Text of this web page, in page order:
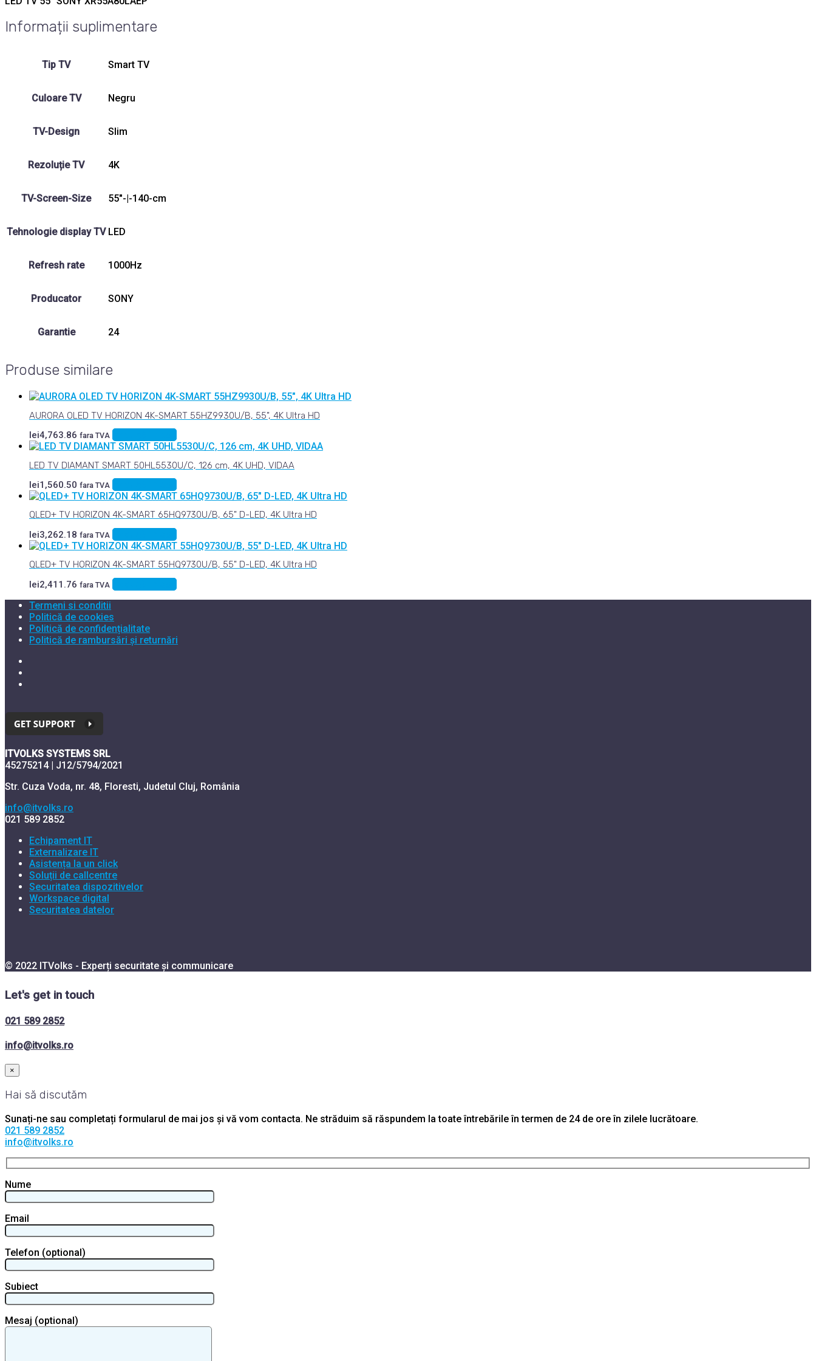
Informații suplimentare
Tip TV Smart TV
Culoare TV Negru
TV-Design Slim
Rezoluție TV 4K
TV-Screen-Size 55"-|-140-cm
Tehnologie display TV LED
Refresh rate 1000Hz
Producator SONY
Garantie 24
Produse similare
AURORA OLED TV HORIZON 4K-SMART 55HZ9930U/B, 55", 4K Ultra HD
lei4,763.86 fara TVA
LED TV DIAMANT SMART 50HL5530U/C, 126 cm, 4K UHD, VIDAA
lei1,560.50 fara TVA
QLED+ TV HORIZON 4K-SMART 65HQ9730U/B, 65" D-LED, 4K Ultra HD
lei3,262.18 fara TVA
QLED+ TV HORIZON 4K-SMART 55HQ9730U/B, 55" D-LED, 4K Ultra HD
lei2,411.76 fara TVA
Termeni si conditii
Politică de cookies
Politică de confidențialitate
Politică de rambursări și returnări
ITVOLKS SYSTEMS SRL
45275214 | J12/5794/2021
Str. Cuza Voda, nr. 48, Floresti, Judetul Cluj, România
info@itvolks.ro
021 589 2852
Echipament IT
Externalizare IT
Asistența la un click
Soluții de callcentre
Securitatea dispozitivelor
Workspace digital
Securitatea datelor
© 2022 ITVolks - Experți securitate și communicare
Let's get in touch
021 589 2852
info@itvolks.ro
×
Hai să discutăm
Sunați-ne sau completați formularul de mai jos și vă vom contacta. Ne străduim să răspundem la toate întrebările în termen de 24 de ore în zilele lucrătoare.
021 589 2852
info@itvolks.ro
Nume
Email
Telefon (optional)
Subiect
Mesaj (optional)